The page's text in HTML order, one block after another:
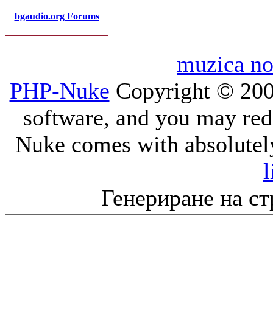
bgaudio.org Forums
muzica
PHP-Nuke Copyright ©
software, and you may
Nuke comes with
Генериране на